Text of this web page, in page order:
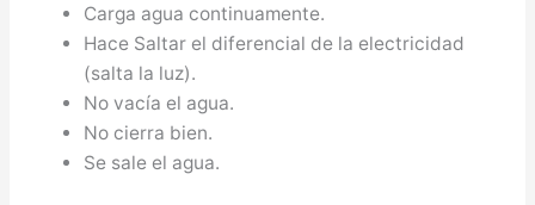
Carga agua continuamente.
Hace Saltar el diferencial de la electricidad
(salta la luz).
No vacía el agua.
No cierra bien.
Se sale el agua.